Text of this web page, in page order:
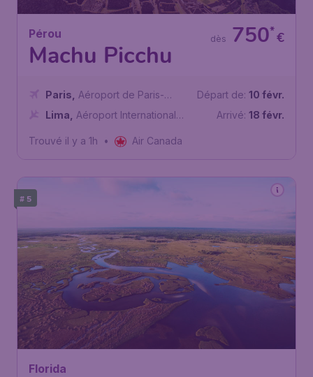
Pérou
Machu Picchu
€
750*
dès
Paris
Aéroport de Paris-
Charles de Gaulle
Lima
Aéroport International
Départ de: 10 févr.
Arrivé: 18 févr.
Trouvé il y a 1h • Air Canada
# 5
Florida
Parc national des
Everglades
€
420*